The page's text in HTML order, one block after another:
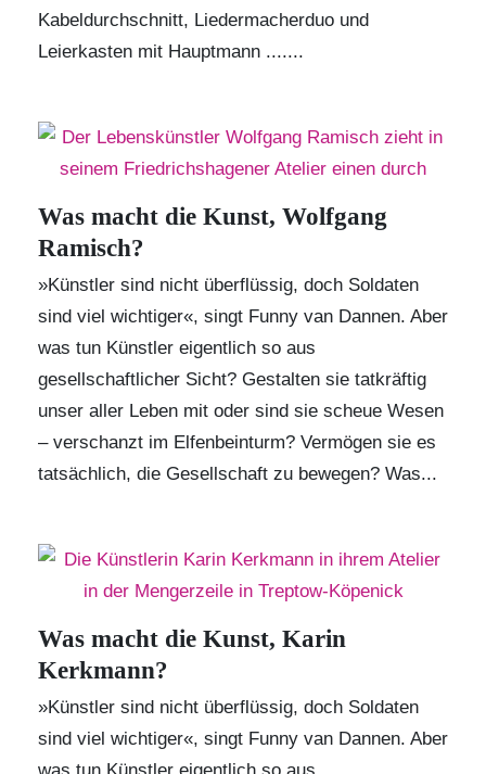
Kabeldurchschnitt, Liedermacherduo und
Leierkasten mit Hauptmann .......
Was macht die Kunst, Wolfgang
Ramisch?
»Künstler sind nicht überflüssig, doch Soldaten
sind viel wichtiger«, singt Funny van Dannen. Aber
was tun Künstler eigentlich so aus
gesellschaftlicher Sicht? Gestalten sie tatkräftig
unser aller Leben mit oder sind sie scheue Wesen
– verschanzt im Elfenbeinturm? Vermögen sie es
tatsächlich, die Gesellschaft zu bewegen? Was...
Was macht die Kunst, Karin
Kerkmann?
»Künstler sind nicht überflüssig, doch Soldaten
sind viel wichtiger«, singt Funny van Dannen. Aber
was tun Künstler eigentlich so aus